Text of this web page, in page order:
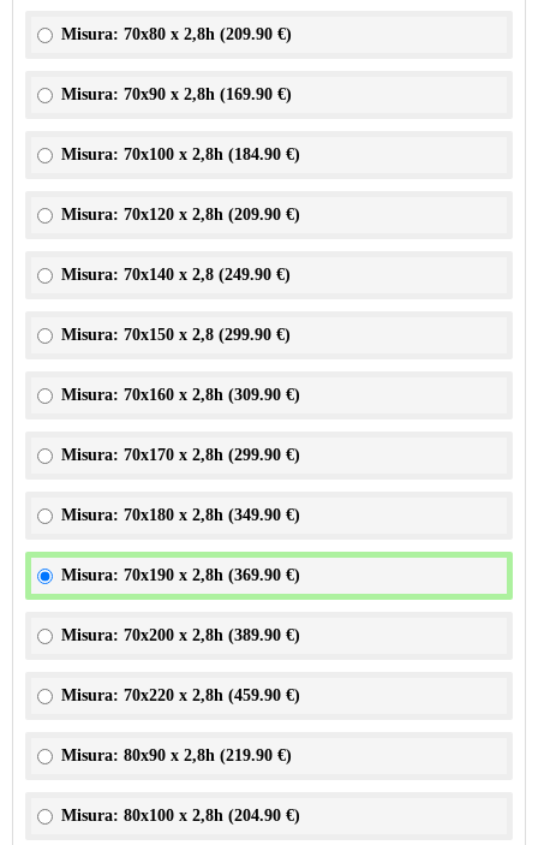
Misura: 70x80 x 2,8h (209.90 €)
Misura: 70x90 x 2,8h (169.90 €)
Misura: 70x100 x 2,8h (184.90 €)
Misura: 70x120 x 2,8h (209.90 €)
Misura: 70x140 x 2,8 (249.90 €)
Misura: 70x150 x 2,8 (299.90 €)
Misura: 70x160 x 2,8h (309.90 €)
Misura: 70x170 x 2,8h (299.90 €)
Misura: 70x180 x 2,8h (349.90 €)
Misura: 70x190 x 2,8h (369.90 €)
Misura: 70x200 x 2,8h (389.90 €)
Misura: 70x220 x 2,8h (459.90 €)
Misura: 80x90 x 2,8h (219.90 €)
Misura: 80x100 x 2,8h (204.90 €)